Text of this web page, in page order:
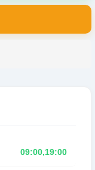
09:00,19:00